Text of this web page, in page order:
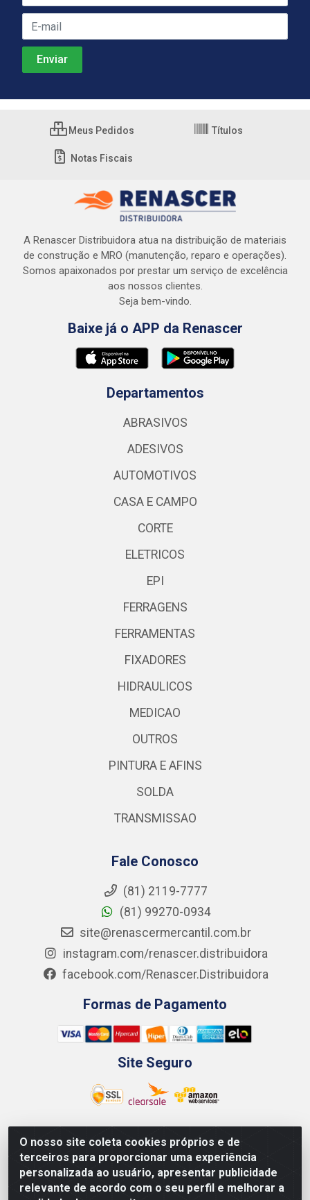
O nosso site coleta cookies próprios e de
terceiros para proporcionar uma experiência
personalizada ao usuário, apresentar publicidade
relevante de acordo com o seu perfil e melhorar a
Meus Pedidos Títulos
Notas Fiscais
A Renascer Distribuidora atua na distribuição de materiais
de construção e MRO (manutenção, reparo e operações).
Somos apaixonados por prestar um serviço de excelência
aos nossos clientes.
Seja bem-vindo.
Baixe já o APP da Renascer
Departamentos
ABRASIVOS
ADESIVOS
AUTOMOTIVOS
CASA E CAMPO
CORTE
ELETRICOS
EPI
FERRAGENS
FERRAMENTAS
FIXADORES
HIDRAULICOS
MEDICAO
OUTROS
PINTURA E AFINS
SOLDA
TRANSMISSAO
Fale Conosco
(81) 2119-7777
(81) 99270-0934
site@renascermercantil.com.br
instagram.com/renascer.distribuidora
facebook.com/Renascer.Distribuidora
Formas de Pagamento
Site Seguro
Renascer Distribuidora - Rua São Miguel, 1845 -
Afogados - Recife / PE - CEP 50850-000 - CNPJ
07.264.693/0001-79